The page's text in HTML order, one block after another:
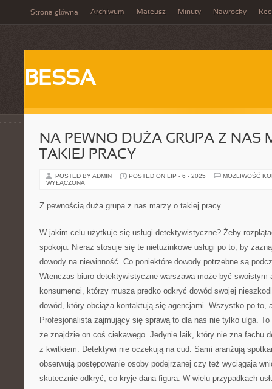
Strona główna Archiwum Mateusz Minuty Nawrocky
BESSA
NA PEWNO DUŻA GRUPA Z NAS
TAKIEJ PRACY
POSTED BY ADMIN POSTED ON LIP - 6 - 2025
MOŻLIWOŚĆ
WYŁĄCZONA
Z pewnością duża grupa z nas marzy o takiej pracy
W jakim celu użytkuje się usługi detektywistyczne? Żeby
spokoju. Nieraz stosuje się te nietuzinkowe usługi po to, by
dowody na niewinność. Co poniektóre dowody potrzebne są
Wtenczas biuro detektywistyczne warszawa może być swoistym
konsumenci, którzy muszą prędko odkryć dowód swojej
dowód, który obciąża kontaktują się agencjami. Wszystko po to,
Profesjonalista zajmujący się sprawą to dla nas nie tylko ulga. To
że znajdzie on coś ciekawego. Jedynie laik, który nie zna fachu
z kwitkiem. Detektywi nie oczekują na cud. Sami aranżują
obserwują postępowanie osoby podejrzanej czy też wyciągają
skutecznie odkryć, co kryje dana figura. W wielu przypadkach